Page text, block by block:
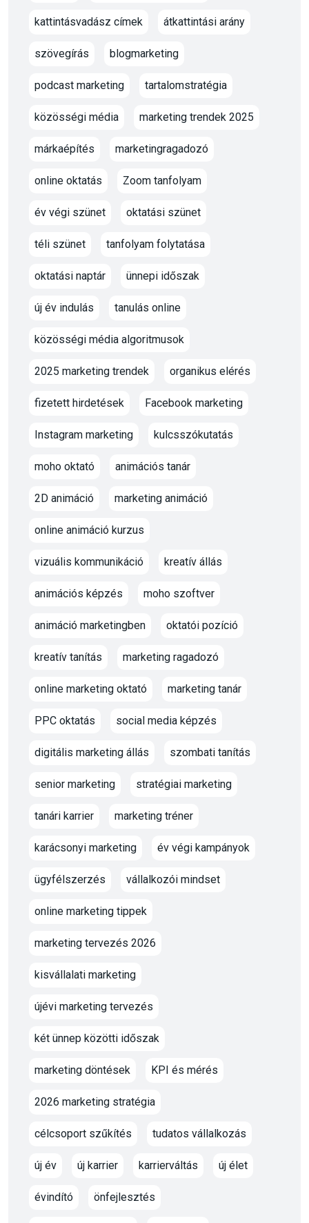
kattintásvadász címek átkattintási arány
szövegírás blogmarketing
podcast marketing tartalomstratégia
közösségi média marketing trendek 2025
márkaépítés marketingragadozó
online oktatás Zoom tanfolyam
év végi szünet oktatási szünet
téli szünet tanfolyam folytatása
oktatási naptár ünnepi időszak
új év indulás tanulás online
közösségi média algoritmusok
2025 marketing trendek organikus elérés
fizetett hirdetések Facebook marketing
Instagram marketing kulcsszókutatás
moho oktató animációs tanár
2D animáció marketing animáció
online animáció kurzus
vizuális kommunikáció kreatív állás
animációs képzés moho szoftver
animáció marketingben oktatói pozíció
kreatív tanítás marketing ragadozó
online marketing oktató marketing tanár
PPC oktatás social media képzés
digitális marketing állás szombati tanítás
senior marketing stratégiai marketing
tanári karrier marketing tréner
karácsonyi marketing év végi kampányok
ügyfélszerzés vállalkozói mindset
online marketing tippek
marketing tervezés 2026
kisvállalati marketing
újévi marketing tervezés
két ünnep közötti időszak
marketing döntések KPI és mérés
2026 marketing stratégia
célcsoport szűkítés tudatos vállalkozás
új év új karrier karrierváltás új élet
évindító önfejlesztés